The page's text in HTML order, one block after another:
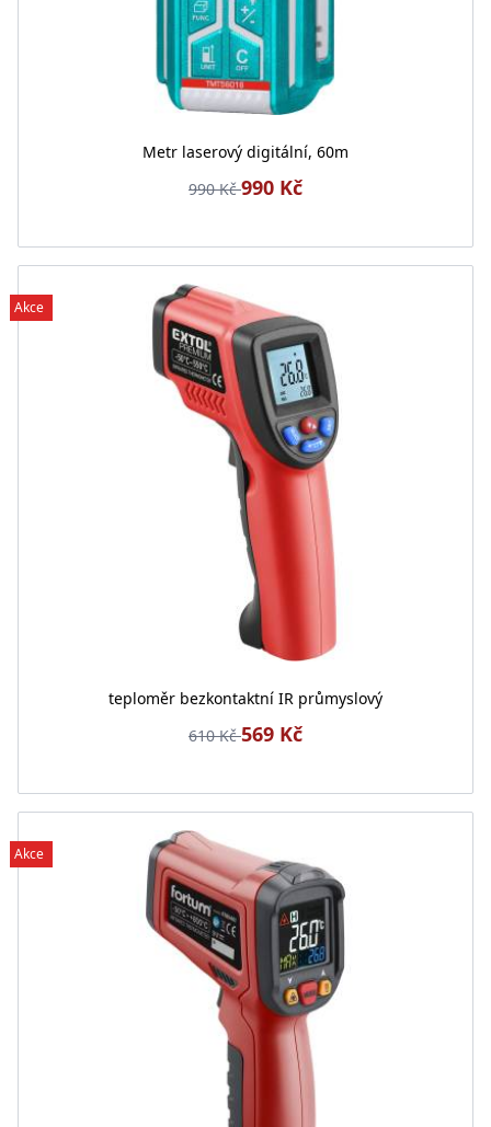
Metr laserový digitální, 60m
990 Kč990 Kč
Akce
teploměr bezkontaktní IR průmyslový
610 Kč569 Kč
Akce